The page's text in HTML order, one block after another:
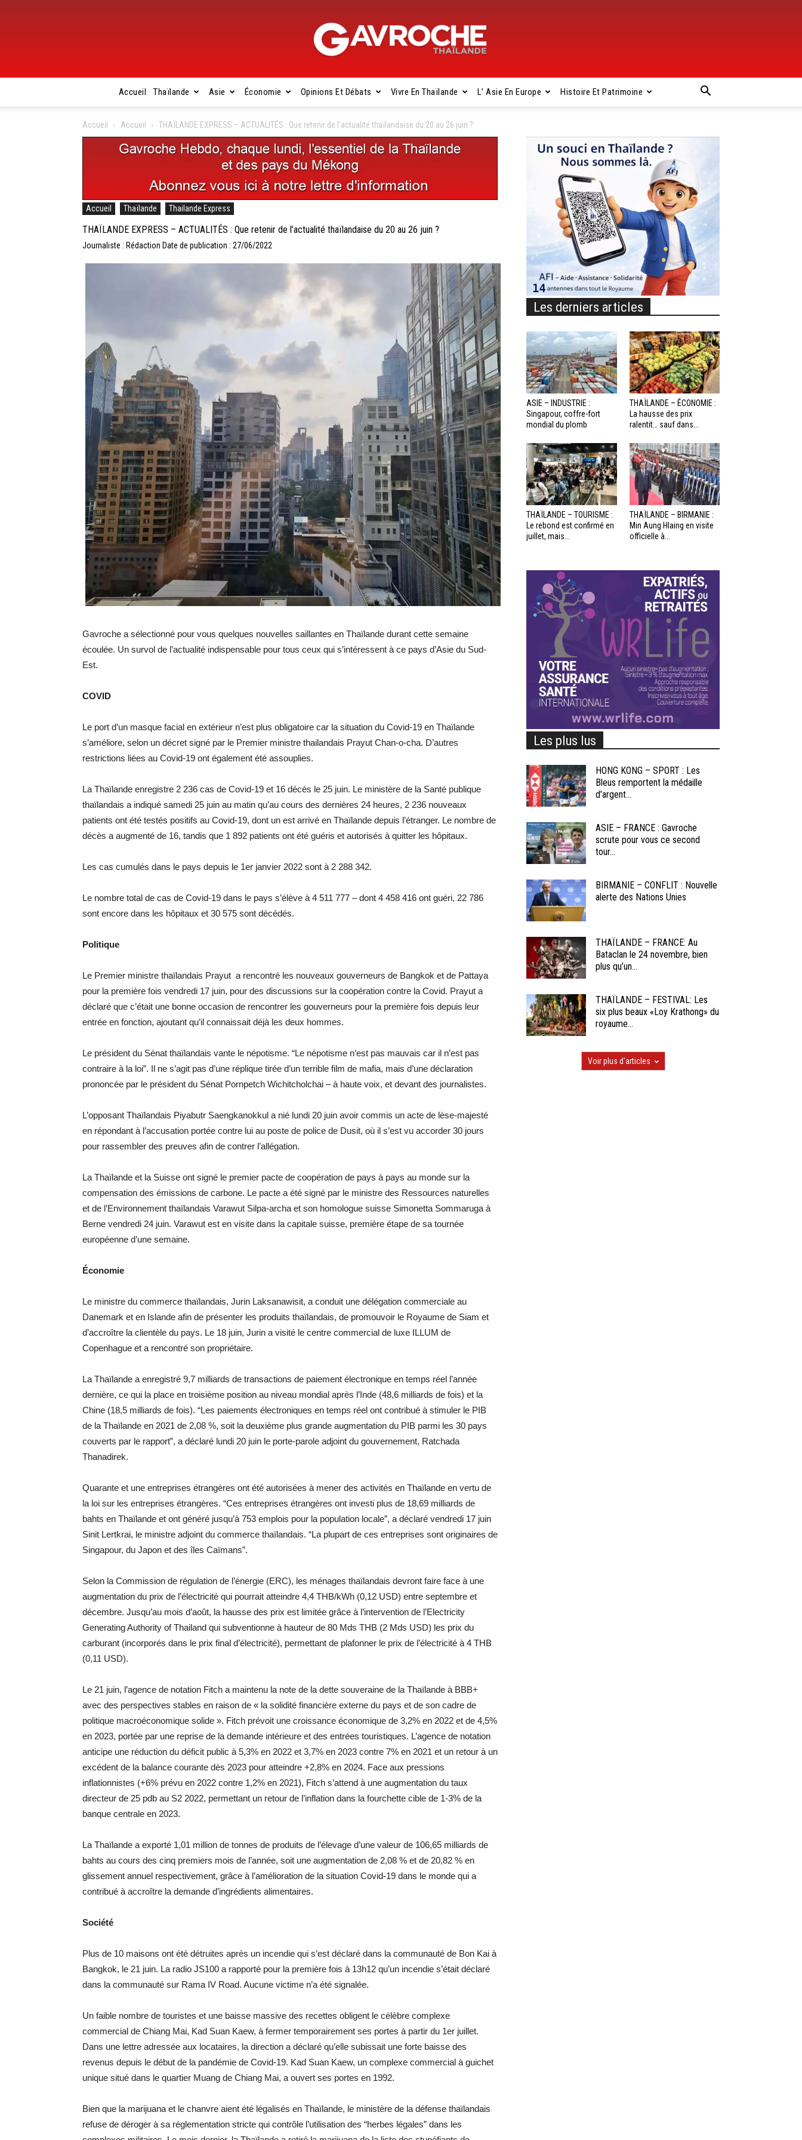
Gavroche
Accueil Thaïlande Asie Économie Opinions Et Débats Vivre En Thaïlande L’ Asie En Europe Histoire Et Patrimoine
Accueil Accueil THAÏLANDE EXPRESS – ACTUALITÉS : Que retenir de l’actualité thaïlandaise du 20 au 26 juin ?
Accueil Thaïlande Thailande Express
THAÏLANDE EXPRESS – ACTUALITÉS : Que retenir de l’actualité thaïlandaise du 20 au 26 juin ?
Journaliste : Rédaction Date de publication : 27/06/2022
Gavroche a sélectionné pour vous quelques nouvelles saillantes en Thaïlande durant cette semaine
écoulée. Un survol de l’actualité indispensable pour tous ceux qui s’intéressent à ce pays d’Asie du Sud-
Est.
COVID
Le port d’un masque facial en extérieur n’est plus obligatoire car la situation du Covid-19 en Thaïlande
s’améliore, selon un décret signé par le Premier ministre thailandais Prayut Chan-o-cha. D’autres
restrictions liées au Covid-19 ont également été assouplies.
La Thaïlande enregistre 2 236 cas de Covid-19 et 16 décès le 25 juin. Le ministère de la Santé publique
thaïlandais a indiqué samedi 25 juin au matin qu’au cours des dernières 24 heures, 2 236 nouveaux
patients ont été testés positifs au Covid-19, dont un est arrivé en Thaïlande depuis l’étranger. Le nombre de
décès a augmenté de 16, tandis que 1 892 patients ont été guéris et autorisés à quitter les hôpitaux.
Les cas cumulés dans le pays depuis le 1er janvier 2022 sont à 2 288 342.
Le nombre total de cas de Covid-19 dans le pays s’élève à 4 511 777 – dont 4 458 416 ont guéri, 22 786
sont encore dans les hôpitaux et 30 575 sont décédés.
Politique
Le Premier ministre thaïlandais Prayut a rencontré les nouveaux gouverneurs de Bangkok et de Pattaya
pour la première fois vendredi 17 juin, pour des discussions sur la coopération contre la Covid. Prayut a
déclaré que c’était une bonne occasion de rencontrer les gouverneurs pour la première fois depuis leur
entrée en fonction, ajoutant qu’il connaissait déjà les deux hommes.
Le président du Sénat thaïlandais vante le népotisme. “Le népotisme n’est pas mauvais car il n’est pas
contraire à la loi”. Il ne s’agit pas d’une réplique tirée d’un terrible film de mafia, mais d’une déclaration
prononcée par le président du Sénat Pornpetch Wichitcholchai – à haute voix, et devant des journalistes.
L’opposant Thaïlandais Piyabutr Saengkanokkul a nié lundi 20 juin avoir commis un acte de lèse-majesté
en répondant à l’accusation portée contre lui au poste de police de Dusit, où il s’est vu accorder 30 jours
pour rassembler des preuves afin de contrer l’allégation.
La Thaïlande et la Suisse ont signé le premier pacte de coopération de pays à pays au monde sur la
compensation des émissions de carbone. Le pacte a été signé par le ministre des Ressources naturelles
et de l’Environnement thaïlandais Varawut Silpa-archa et son homologue suisse Simonetta Sommaruga à
Berne vendredi 24 juin. Varawut est en visite dans la capitale suisse, première étape de sa tournée
européenne d’une semaine.
Économie
Le ministre du commerce thaïlandais, Jurin Laksanawisit, a conduit une délégation commerciale au
Danemark et en Islande afin de présenter les produits thaïlandais, de promouvoir le Royaume de Siam et
d’accroître la clientèle du pays. Le 18 juin, Jurin a visité le centre commercial de luxe ILLUM de
Copenhague et a rencontré son propriétaire.
La Thaïlande a enregistré 9,7 milliards de transactions de paiement électronique en temps réel l’année
dernière, ce qui la place en troisième position au niveau mondial après l’Inde (48,6 milliards de fois) et la
Chine (18,5 milliards de fois). “Les paiements électroniques en temps réel ont contribué à stimuler le PIB
de la Thaïlande en 2021 de 2,08 %, soit la deuxième plus grande augmentation du PIB parmi les 30 pays
couverts par le rapport”, a déclaré lundi 20 juin le porte-parole adjoint du gouvernement, Ratchada
Thanadirek.
Quarante et une entreprises étrangères ont été autorisées à mener des activités en Thaïlande en vertu de
la loi sur les entreprises étrangères. “Ces entreprises étrangères ont investi plus de 18,69 milliards de
bahts en Thaïlande et ont généré jusqu’à 753 emplois pour la population locale”, a déclaré vendredi 17 juin
Sinit Lertkrai, le ministre adjoint du commerce thaïlandais. “La plupart de ces entreprises sont originaires de
Singapour, du Japon et des îles Caïmans”.
Selon la Commission de régulation de l’énergie (ERC), les ménages thaïlandais devront faire face à une
augmentation du prix de l’électricité qui pourrait atteindre 4,4 THB/kWh (0,12 USD) entre septembre et
décembre. Jusqu’au mois d’août, la hausse des prix est limitée grâce à l’intervention de l’Electricity
Generating Authority of Thailand qui subventionne à hauteur de 80 Mds THB (2 Mds USD) les prix du
carburant (incorporés dans le prix final d’électricité), permettant de plafonner le prix de l’électricité à 4 THB
(0,11 USD).
Le 21 juin, l’agence de notation Fitch a maintenu la note de la dette souveraine de la Thaïlande à BBB+
avec des perspectives stables en raison de « la solidité financière externe du pays et de son cadre de
politique macroéconomique solide ». Fitch prévoit une croissance économique de 3,2% en 2022 et de 4,5%
en 2023, portée par une reprise de la demande intérieure et des entrées touristiques. L’agence de notation
anticipe une réduction du déficit public à 5,3% en 2022 et 3,7% en 2023 contre 7% en 2021 et un retour à un
excédent de la balance courante dès 2023 pour atteindre +2,8% en 2024. Face aux pressions
inflationnistes (+6% prévu en 2022 contre 1,2% en 2021), Fitch s’attend à une augmentation du taux
directeur de 25 pdb au S2 2022, permettant un retour de l’inflation dans la fourchette cible de 1-3% de la
banque centrale en 2023.
La Thaïlande a exporté 1,01 million de tonnes de produits de l’élevage d’une valeur de 106,65 milliards de
bahts au cours des cinq premiers mois de l’année, soit une augmentation de 2,08 % et de 20,82 % en
glissement annuel respectivement, grâce à l’amélioration de la situation Covid-19 dans le monde qui a
contribué à accroître la demande d’ingrédients alimentaires.
Société
Plus de 10 maisons ont été détruites après un incendie qui s’est déclaré dans la communauté de Bon Kai à
Bangkok, le 21 juin. La radio JS100 a rapporté pour la première fois à 13h12 qu’un incendie s’était déclaré
dans la communauté sur Rama IV Road. Aucune victime n’a été signalée.
Un faible nombre de touristes et une baisse massive des recettes obligent le célèbre complexe
commercial de Chiang Mai, Kad Suan Kaew, à fermer temporairement ses portes à partir du 1er juillet.
Dans une lettre adressée aux locataires, la direction a déclaré qu’elle subissait une forte baisse des
revenus depuis le début de la pandémie de Covid-19. Kad Suan Kaew, un complexe commercial à guichet
unique situé dans le quartier Muang de Chiang Mai, a ouvert ses portes en 1992.
Bien que la marijuana et le chanvre aient été légalisés en Thaïlande, le ministère de la défense thaïlandais
refuse de déroger à sa réglementation stricte qui contrôle l’utilisation des “herbes légales” dans les
Les derniers articles
ASIE – INDUSTRIE :
Singapour, coffre-fort
mondial du plomb
THAÏLANDE – ÉCONOMIE :
La hausse des prix
ralentit… sauf dans...
THAÏLANDE – TOURISME :
Le rebond est confirmé en
juillet, mais...
THAÏLANDE – BIRMANIE :
Min Aung Hlaing en visite
officielle à...
Les plus lus
HONG KONG – SPORT : Les
Bleus remportent la médaille
d’argent...
ASIE – FRANCE : Gavroche
scrute pour vous ce second
tour...
BIRMANIE – CONFLIT : Nouvelle
alerte des Nations Unies
THAÏLANDE – FRANCE: Au
Bataclan le 24 novembre, bien
plus qu’un...
THAÏLANDE – FESTIVAL: Les
six plus beaux «Loy Krathong» du
royaume...
Voir plus d'articles